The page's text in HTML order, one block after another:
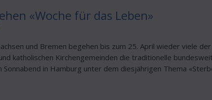
«Woche für das Leben»
und Bremen begehen bis zum 25. April wieder viele der
katholischen Kirchengemeinden die traditionelle
in Hamburg unter dem diesjährigen Thema